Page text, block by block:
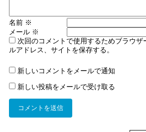
名前 ※
メール ※
次回のコメントで使用するためブラウザ
ルアドレス、サイトを保存する。
新しいコメントをメールで通知
新しい投稿をメールで受け取る